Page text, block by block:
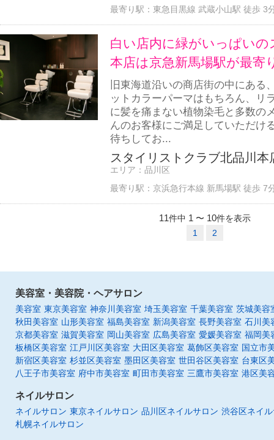
最寄り駅： 東急目黒線 武蔵小山駅 徒歩 3
白い店内に緑がいっぱい
本店は京急新馬場駅が最寄
旧東海道沿いの商店街の中にある
ットカラーパーマはもちろん、リ
に髪を痛まない植物染毛と多数の
んのお客様にご満足していただけ
待ちしてお...
スタイリストクラブ北品川本
エリア： 品川区
最寄り駅： 京浜急行本線 新馬場駅 徒歩 7
11件中 1 〜 10件を表示
1
2
美容室・美容院・ヘアサロン
美容室 東京美容室 神奈川美容室 埼玉美容室 千葉美容室 茨城美容
秋田美容室 山形美容室 福島美容室 新潟美容室 長野美容室 石川美
京都美容室 滋賀美容室 岡山美容室 広島美容室 愛媛美容室 福岡美
板橋区美容室 江戸川区美容室 大田区美容室 葛飾区美容室 国立市
新宿区美容室 杉並区美容室 墨田区美容室 世田谷区美容室 台東区
八王子市美容室 府中市美容室 町田市美容室 三鷹市美容室 港区美
ネイルサロン
ネイルサロン 東京ネイルサロン 品川区ネイルサロン 渋谷区ネイ
札幌ネイルサロン